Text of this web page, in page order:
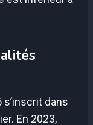
s’inscrit dans
En 2023,